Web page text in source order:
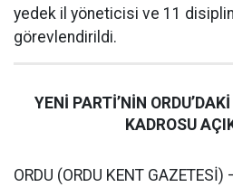
yedek il yöneticisi ve 11
görevlendirildi.
YENİ PARTİ’NİN
KADROSU
ORDU (ORDU KENT GAZETESİ)